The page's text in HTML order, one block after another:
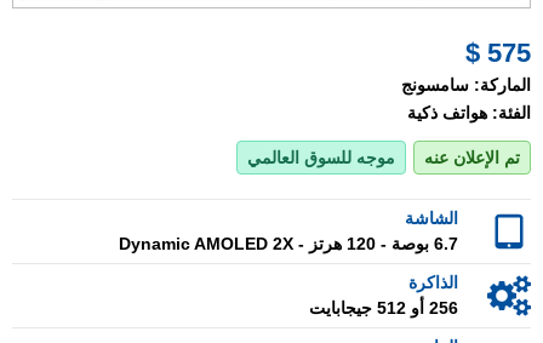
575 $
الماركة: سامسونج
الفئة: هواتف ذكية
تم الإعلان عنه موجه للسوق العالمي
الشاشة
6.7 بوصة - 120 هرتز - Dynamic AMOLED 2X
الذاكرة
256 أو 512 جيجابايت